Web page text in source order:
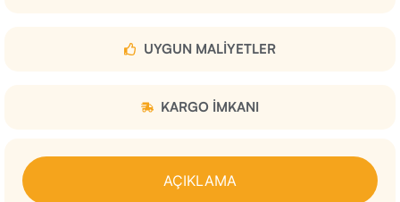
UYGUN MALIYETLER
KARGO IMKANI
AÇIKLAMA